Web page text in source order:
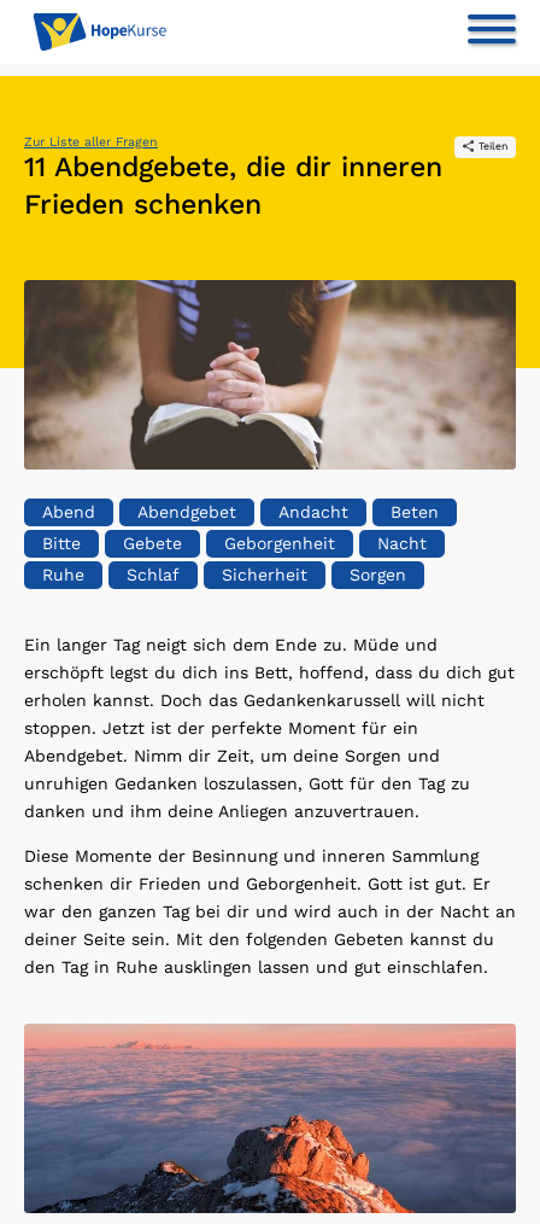
Zur Liste aller Fragen Teilen
11 Abendgebete, die dir inneren
Frieden schenken
Abend Abendgebet Andacht
Beten
Bitte
Gebete Geborgenheit
Nacht
Ruhe
Schlaf Sicherheit Sorgen
Ein langer Tag neigt sich dem Ende zu. Müde und
erschöpft legst du dich ins Bett, hoffend, dass du dich gut
erholen kannst. Doch das Gedankenkarussell will nicht
stoppen. Jetzt ist der perfekte Moment für ein
Abendgebet. Nimm dir Zeit, um deine Sorgen und
unruhigen Gedanken loszulassen, Gott für den Tag zu
danken und ihm deine Anliegen anzuvertrauen.
Diese Momente der Besinnung und inneren Sammlung
schenken dir Frieden und Geborgenheit. Gott ist gut. Er
war den ganzen Tag bei dir und wird auch in der Nacht an
deiner Seite sein. Mit den folgenden Gebeten kannst du
den Tag in Ruhe ausklingen lassen und gut einschlafen.